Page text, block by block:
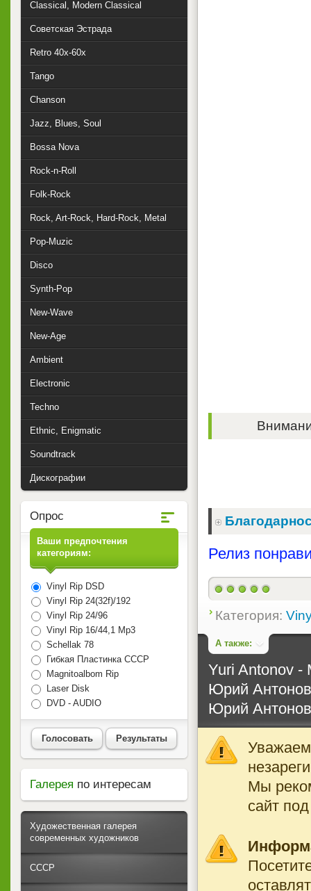
Релиз
Категория:
А также:
Yuri Antonov -
Юрий
Юрий
Мы
сайт
Classical, Modern Classical
Советская Эстрада
Retro 40x-60x
Tango
Chanson
Jazz, Blues, Soul
Bossa Nova
Rock-n-Roll
Folk-Rock
Rock, Art-Rock, Hard-Rock, Metal
Pop-Muzic
Disco
Synth-Pop
New-Wave
New-Age
Ambient
Electronic
Techno
Ethnic, Enigmatic
Soundtrack
Дискографии
Опрос
Ваши предпочтения
категориям:
Vinyl Rip DSD
Vinyl Rip 24(32f)/192
Vinyl Rip 24/96
Vinyl Rip 16/44,1 Mp3
Schellak 78
Гибкая Пластинка СССР
Magnitoalbom Rip
Laser Disk
DVD - AUDIO
Голосовать Результаты
Галерея по интересам
Художественная галерея
современных художников
СССР